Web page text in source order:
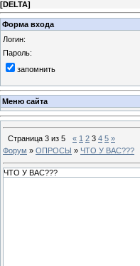
[DELTA]
Форма входа
Логин:
Пароль:
запомнить
Меню сайта
Страница 3 из 5 « 1 2 3 4 5 »
Форум » ОПРОСЫ » ЧТО У ВАС???
ЧТО У ВАС???